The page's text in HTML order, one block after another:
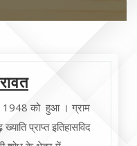
1948 को हुआ । ग्राम
प्राप्त इतिहासविद